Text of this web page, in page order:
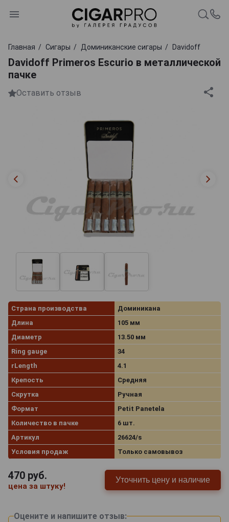
Главная Сигары Доминиканские сигары Davidoff
Davidoff Primeros Escurio в металлической
пачке
Оставить отзыв
Страна производства
Доминикана
Длина
105 мм
Диаметр
13.50 мм
Ring gauge
34
rLength
4.1
Крепость
Средняя
Скрутка
Ручная
Формат
Petit Panetela
Количество в пачке
6 шт.
Артикул
26624/s
Условия продаж
Только самовывоз
470 руб.
цена за штуку!
Уточнить цену и наличие
Оцените и напишите отзыв: